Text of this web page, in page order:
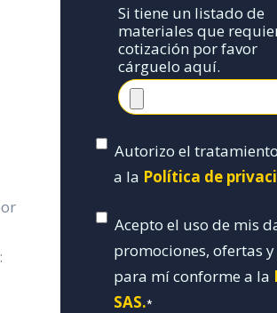
Si tiene un listado de
materiales que
cotización por favor
cárguelo aquí.
Autorizo el
a la Política de
Acepto el uso de mis
promociones, ofertas y
para mí conforme a la
SAS.*